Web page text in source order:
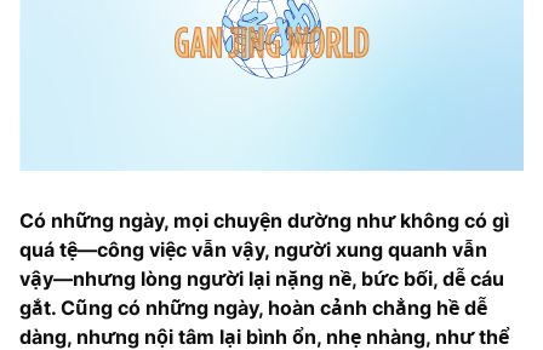
Có những ngày, mọi chuyện dường như không có gì
quá tệ—công việc vẫn vậy, người xung quanh vẫn
vậy—nhưng lòng người lại nặng nề, bức bối, dễ cáu
gắt. Cũng có những ngày, hoàn cảnh chẳng hề dễ
dàng, nhưng nội tâm lại bình ổn, nhẹ nhàng, như thể